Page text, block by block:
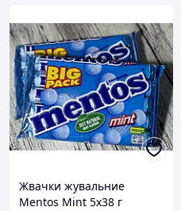
Жвачки жувальние
Mentos Mint 5x38 г